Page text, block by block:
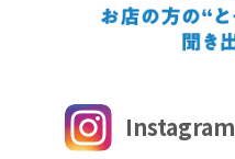
Instagram